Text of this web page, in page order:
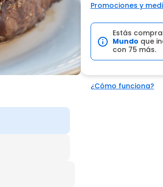
Promociones y
Estás
Mundo que
con 75 más.
¿Cómo funciona?